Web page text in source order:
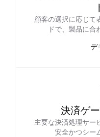
顧客の選択に応じて
ドで、製品に合
デ
決済ゲ
主要な決済処理サー
安全かつシー